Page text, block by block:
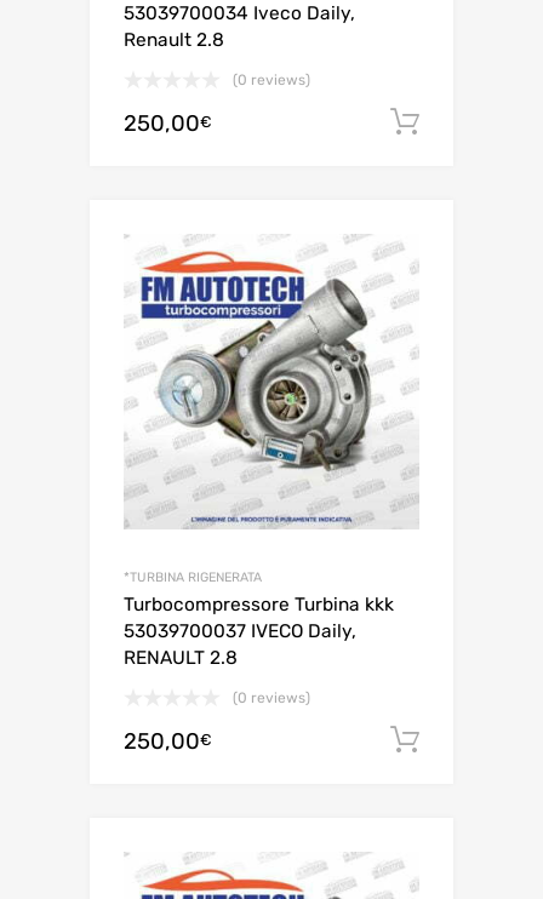
53039700034 Iveco Daily,
Renault 2.8
(0 reviews)
250,00€
*TURBINA RIGENERATA
Turbocompressore Turbina kkk
53039700037 IVECO Daily,
RENAULT 2.8
(0 reviews)
250,00€